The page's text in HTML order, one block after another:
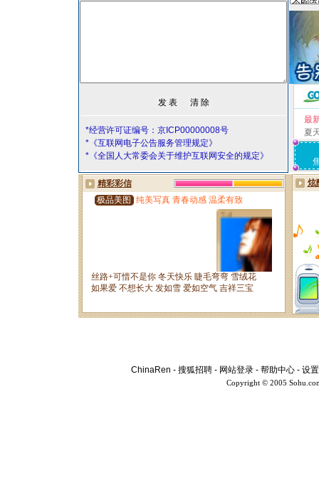
*经营许可证编号：京ICP00000008号
*《互联网电子公告服务管理规定》
*《全国人大常委会关于维护互联网安全的规定》
最
夏
ChinaRen - 搜狐招聘 - 网站登录 - 帮助中心 - 设
Copyright © 2005